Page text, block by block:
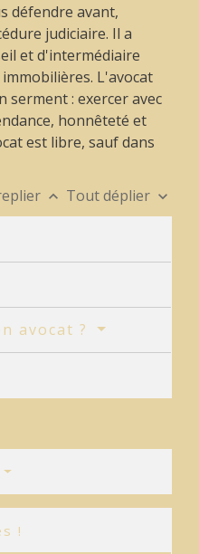
défendre avant,
judiciaire. Il a
et d'intermédiaire
L'avocat
serment : exercer avec
honnêteté et
est libre, sauf dans
keyboard_arrow_up Tout déplier keyboard_arrow_down
avocat ?
!